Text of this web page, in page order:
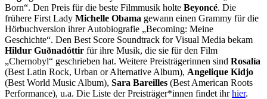
Born“. Den Preis für die beste Filmmusik holte Beyoncé. Die
frühere First Lady Michelle Obama gewann einen Grammy für die
Hörbuchversion ihrer Autobiografie „Becoming: Meine
Geschichte“. Den Best Score Soundtrack for Visual Media bekam
Hildur Guðnadóttir für ihre Musik, die sie für den Film
„Chernobyl“ geschrieben hat. Weitere Preisträgerinnen sind Rosalía
(Best Latin Rock, Urban or Alternative Album), Angelique Kidjo
(Best World Music Album), Sara Bareilles (Best American Roots
Performance), u.a. Die Liste der Preisträger*innen findet ihrhier.